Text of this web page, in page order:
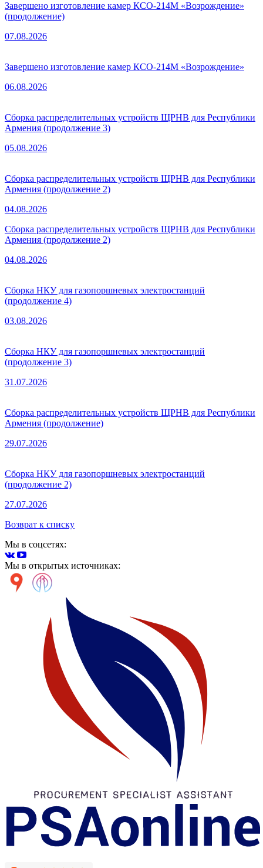
Завершено изготовление камер КСО-214М «Возрождение»
(продолжение)
07.08.2026
Завершено изготовление камер КСО-214М «Возрождение»
06.08.2026
Сборка распределительных устройств ЩРНВ для Республики
Армения (продолжение 3)
05.08.2026
Сборка распределительных устройств ЩРНВ для Республики
Армения (продолжение 2)
04.08.2026
Сборка распределительных устройств ЩРНВ для Республики
Армения (продолжение 2)
04.08.2026
Сборка НКУ для газопоршневых электростанций
(продолжение 4)
03.08.2026
Сборка НКУ для газопоршневых электростанций
(продолжение 3)
31.07.2026
Сборка распределительных устройств ЩРНВ для Республики
Армения (продолжение)
29.07.2026
Сборка НКУ для газопоршневых электростанций
(продолжение 2)
27.07.2026
Возврат к списку
Мы в соцсетях:
Мы в открытых источниках: